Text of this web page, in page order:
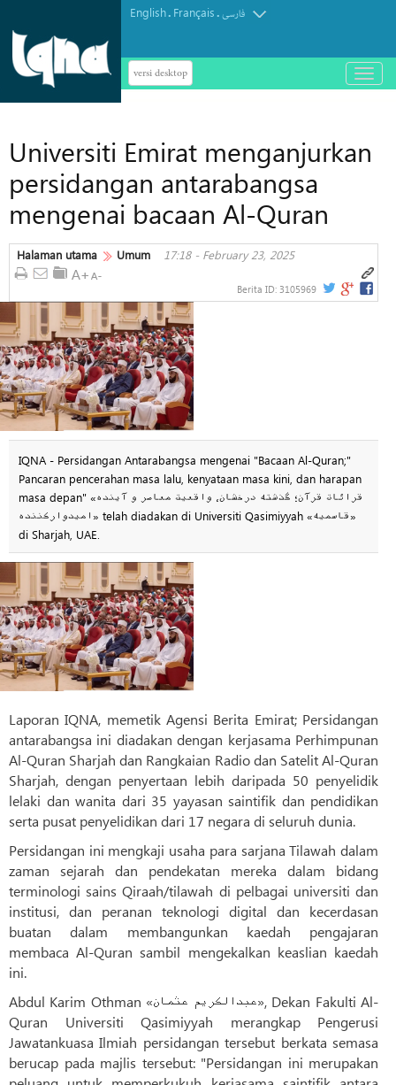
English. Français.فارسی
versi desktop
باز
و
منو
Universiti Emirat menganjurkan
persidangan antarabangsa
mengenai bacaan Al-Quran
Halaman utama Umum 17:18 - February 23, 2025
Berita ID: 3105969
IQNA - Persidangan Antarabangsa mengenai "Bacaan Al-Quran;"
Pancaran pencerahan masa lalu, kenyataan masa kini, dan harapan
masa depan" «قرائات قرآن؛ گذشته درخشان، واقعیت معاصر و آینده
امیدوارکننده» telah diadakan di Universiti Qasimiyyah «قاسمیه»
di Sharjah, UAE.
Laporan IQNA, memetik Agensi Berita Emirat; Persidangan
antarabangsa ini diadakan dengan kerjasama Perhimpunan
Al-Quran Sharjah dan Rangkaian Radio dan Satelit Al-Quran
Sharjah, dengan penyertaan lebih daripada 50 penyelidik
lelaki dan wanita dari 35 yayasan saintifik dan pendidikan
serta pusat penyelidikan dari 17 negara di seluruh dunia.
Persidangan ini mengkaji usaha para sarjana Tilawah dalam
zaman sejarah dan pendekatan mereka dalam bidang
terminologi sains Qiraah/tilawah di pelbagai universiti dan
institusi, dan peranan teknologi digital dan kecerdasan
buatan dalam membangunkan kaedah pengajaran
membaca Al-Quran sambil mengekalkan keaslian kaedah
ini.
Abdul Karim Othman «عبدالکریم عثمان», Dekan Fakulti Al-
Quran Universiti Qasimiyyah merangkap Pengerusi
Jawatankuasa Ilmiah persidangan tersebut berkata semasa
berucap pada majlis tersebut: "Persidangan ini merupakan